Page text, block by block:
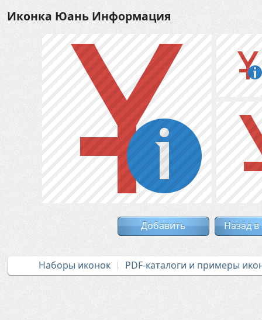
Иконка Юань Информация
Добавить Назад в
Наборы иконок PDF-каталоги и примеры